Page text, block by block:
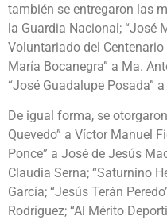
también se entregaron las
la Guardia Nacional; “José
Voluntariado del
María Bocanegra” a Ma.
“José Guadalupe Posada”
De igual forma, se
Quevedo” a Víctor Manuel
Ponce” a José de Jesús
Claudia Serna; “Saturnino
García; “Jesús Terán
Rodríguez; “Al Mérito